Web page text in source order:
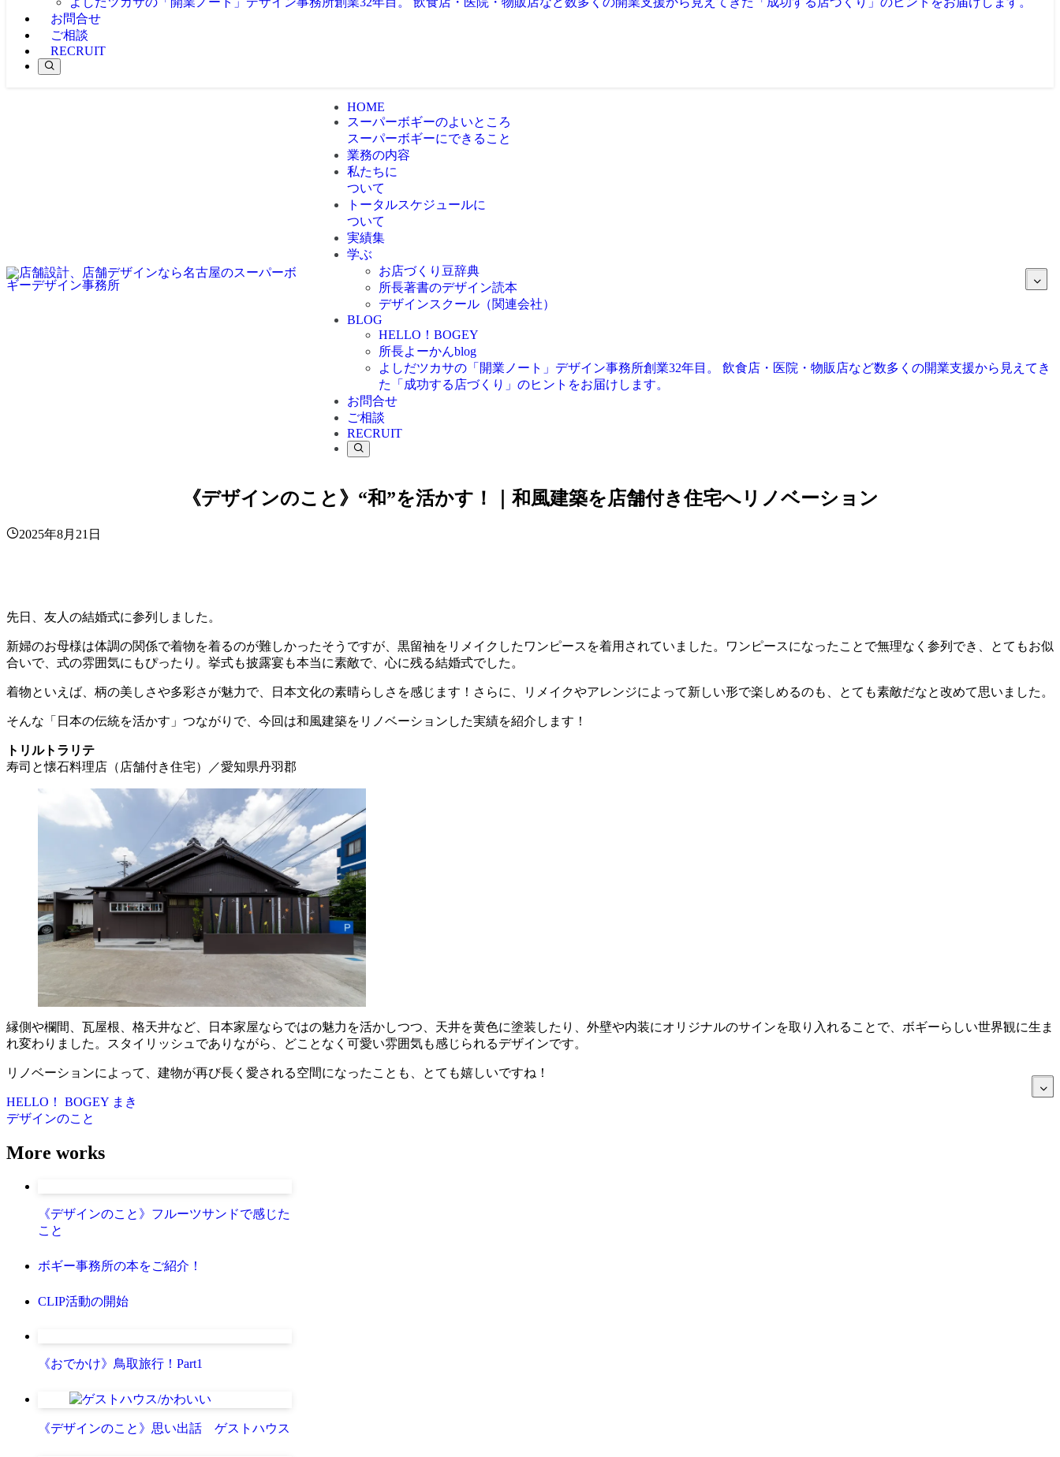
お問合せ
ご相談
RECRUIT
HOME
スーパーボギーのよいところ
スーパーボギーにできること
業務の内容
私たちに
ついて
トータルスケジュールに
ついて
実績集
学ぶ
お店づくり豆辞典
所長著書のデザイン読本
デザインスクール（関連会社）
BLOG
HELLO！BOGEY
所長よーかんblog
よしだツカサの「開業ノート」 デザイン事務所創業32年目。 飲食店・医院・物販店など数多くの開業支援から見えてき
た「成功する店づくり」のヒントをお届けします。
お問合せ
ご相談
RECRUIT
《デザインのこと》“和”を活かす！｜和風建築を店舗付き住宅へリノベーション
2025年8月21日
先日、友人の結婚式に参列しました。
新婦のお母様は体調の関係で着物を着るのが難しかったそうですが、黒留袖をリメイクしたワンピースを着用されていました。ワンピースになったことで無理なく参列でき、とてもお似
合いで、式の雰囲気にもぴったり。挙式も披露宴も本当に素敵で、心に残る結婚式でした。
着物といえば、柄の美しさや多彩さが魅力で、日本文化の素晴らしさを感じます！さらに、リメイクやアレンジによって新しい形で楽しめるのも、とても素敵だなと改めて思いました。
そんな「日本の伝統を活かす」つながりで、今回は和風建築をリノベーションした実績を紹介します！
トリルトラリテ
寿司と懐石料理店（店舗付き住宅）／愛知県丹羽郡
縁側や欄間、瓦屋根、格天井など、日本家屋ならではの魅力を活かしつつ、天井を黄色に塗装したり、外壁や内装にオリジナルのサインを取り入れることで、ボギーらしい世界観に生ま
れ変わりました。スタイリッシュでありながら、どことなく可愛い雰囲気も感じられるデザインです。
リノベーションによって、建物が再び長く愛される空間になったことも、とても嬉しいですね！
HELLO！ BOGEY まき
デザインのこと
More works
《デザインのこと》フルーツサンドで感じた
こと
ボギー事務所の本をご紹介！
CLIP活動の開始
《おでかけ》鳥取旅行！Part1
《デザインのこと》思い出話 ゲストハウス